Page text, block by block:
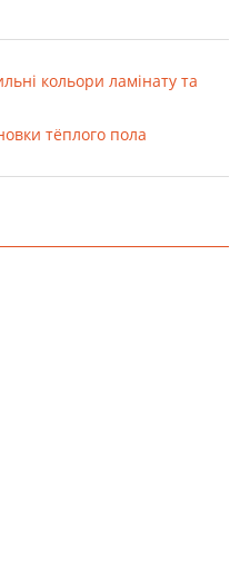
кольори ламінату та
тёплого пола